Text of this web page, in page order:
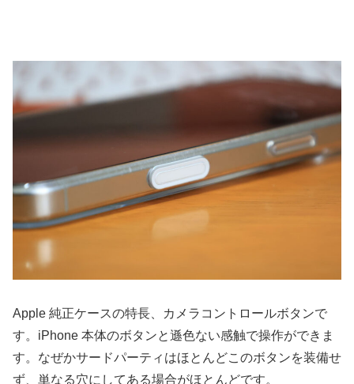
Apple 純正ケースの特長、カメラコントロールボタンで
す。iPhone 本体のボタンと遜色ない感触で操作ができま
す。なぜかサードパーティはほとんどこのボタンを装備せ
ず、単なる穴にしてある場合がほとんどです。